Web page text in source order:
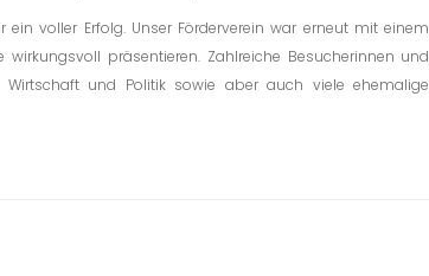
voller Erfolg. Unser Förderverein war erneut mit einem
präsentieren. Zahlreiche Besucherinnen und
und Politik sowie aber auch viele ehemalige